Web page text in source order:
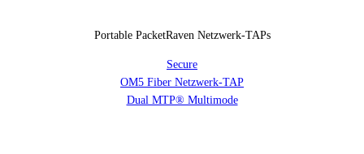
Portable PacketRaven Netzwerk-TAPs
Secure
OM5 Fiber Netzwerk-TAP
Dual MTP® Multimode